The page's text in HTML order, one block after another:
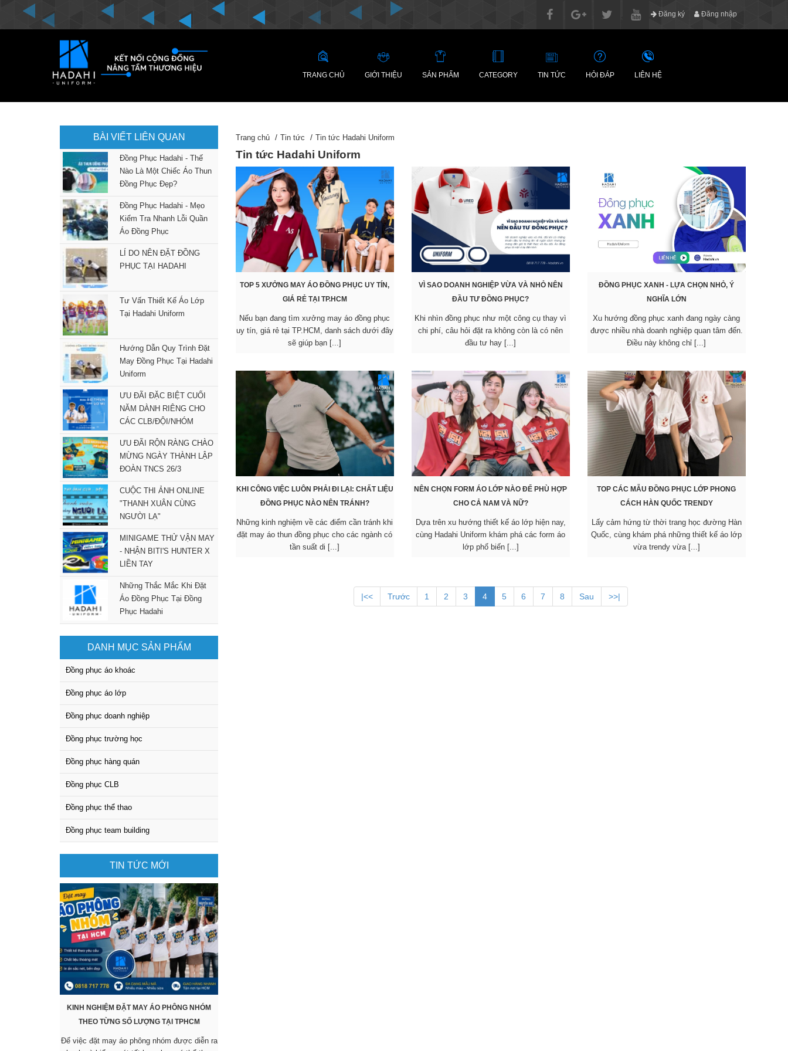
Đăng ký Đăng nhập
TRANG CHỦ GIỚI THIỆU SẢN PHẨM CATEGORY TIN TỨC HỎI ĐÁP LIÊN HỆ
BÀI VIẾT LIÊN QUAN
Đồng Phục Hadahi - Thế
Nào Là Một Chiếc Áo Thun
Đồng Phục Đẹp?
Đồng Phục Hadahi - Mẹo
Kiểm Tra Nhanh Lỗi Quần
Áo Đồng Phục
LÍ DO NÊN ĐẶT ĐỒNG
PHỤC TẠI HADAHI
Tư Vấn Thiết Kế Áo Lớp
Tại Hadahi Uniform
Hướng Dẫn Quy Trình Đặt
May Đồng Phục Tại Hadahi
Uniform
ƯU ĐÃI ĐẶC BIỆT CUỐI
NĂM DÀNH RIÊNG CHO
CÁC CLB/ĐỘI/NHÓM
ƯU ĐÃI RỘN RÀNG CHÀO
MỪNG NGÀY THÀNH LẬP
ĐOÀN TNCS 26/3
CUỘC THI ẢNH ONLINE
"THANH XUÂN CÙNG
NGƯỜI LẠ"
MINIGAME THỬ VẬN MAY
- NHẬN BITI'S HUNTER X
LIỀN TAY
Những Thắc Mắc Khi Đặt
Áo Đồng Phục Tại Đồng
Phục Hadahi
DANH MỤC SẢN PHẨM
Đồng phục áo khoác
Đồng phục áo lớp
Đồng phục doanh nghiệp
Đồng phục trường học
Đồng phục hàng quán
Đồng phục CLB
Đồng phục thể thao
Đồng phục team building
TIN TỨC MỚI
KINH NGHIỆM ĐẶT MAY ÁO PHÔNG NHÓM
THEO TỪNG SỐ LƯỢNG TẠI TPHCM
Để việc đặt may áo phông nhóm được diễn ra
Trang chủ Tin tức Tin tức Hadahi Uniform
Tin tức Hadahi Uniform
TOP 5 XƯỞNG MAY ÁO ĐỒNG PHỤC UY TÍN,
GIÁ RẺ TẠI TP.HCM
Nếu bạn đang tìm xưởng may áo đồng phục
uy tín, giá rẻ tại TP.HCM, danh sách dưới đây
sẽ giúp bạn [...]
VÌ SAO DOANH NGHIỆP VỪA VÀ NHỎ NÊN
ĐẦU TƯ ĐỒNG PHỤC?
Khi nhìn đồng phục như một công cụ thay vì
chi phí, câu hỏi đặt ra không còn là có nên
đầu tư hay [...]
ĐỒNG PHỤC XANH - LỰA CHỌN NHỎ, Ý
NGHĨA LỚN
Xu hướng đồng phục xanh đang ngày càng
được nhiều nhà doanh nghiệp quan tâm đến.
Điều này không chỉ [...]
KHI CÔNG VIỆC LUÔN PHẢI ĐI LẠI: CHẤT LIỆU
ĐỒNG PHỤC NÀO NÊN TRÁNH?
Những kinh nghiệm về các điểm cần tránh khi
đặt may áo thun đồng phục cho các ngành có
tần suất di [...]
NÊN CHỌN FORM ÁO LỚP NÀO ĐỂ PHÙ HỢP
CHO CẢ NAM VÀ NỮ?
Dựa trên xu hướng thiết kế áo lớp hiện nay,
cùng Hadahi Uniform khám phá các form áo
lớp phổ biến [...]
TOP CÁC MẪU ĐỒNG PHỤC LỚP PHONG
CÁCH HÀN QUỐC TRENDY
Lấy cảm hứng từ thời trang học đường Hàn
Quốc, cùng khám phá những thiết kế áo lớp
vừa trendy vừa [...]
|<< Trước 1 2 3 4 5 6 7 8 Sau >>|